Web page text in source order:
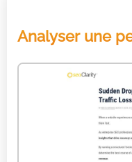
Analyser une